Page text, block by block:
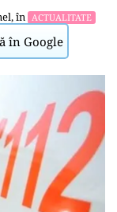
, în ACTUALITATE
în Google